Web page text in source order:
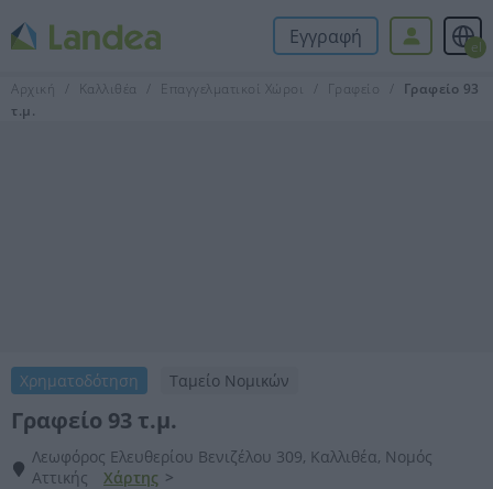
Εγγραφή el
Αρχική Καλλιθέα Επαγγελματικοί Χώροι Γραφείο
Γραφείο 93
τ.μ.
Χρηματοδότηση Ταμείο Νομικών
Γραφείο 93 τ.μ.
Λεωφόρος Ελευθερίου Βενιζέλου 309, Καλλιθέα, Νομός
Αττικής
Χάρτης >